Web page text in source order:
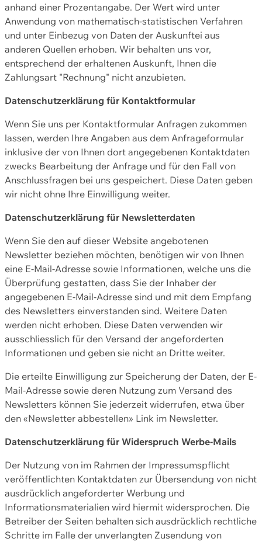
anhand einer Prozentangabe. Der Wert wird unter
Anwendung von mathematisch-statistischen Verfahren
und unter Einbezug von Daten der Auskunftei aus
anderen Quellen erhoben. Wir behalten uns vor,
entsprechend der erhaltenen Auskunft, Ihnen die
Zahlungsart "Rechnung" nicht anzubieten.
Datenschutzerklärung für Kontaktformular
Wenn Sie uns per Kontaktformular Anfragen zukommen
lassen, werden Ihre Angaben aus dem Anfrageformular
inklusive der von Ihnen dort angegebenen Kontaktdaten
zwecks Bearbeitung der Anfrage und für den Fall von
Anschlussfragen bei uns gespeichert. Diese Daten geben
wir nicht ohne Ihre Einwilligung weiter.
Datenschutzerklärung für Newsletterdaten
Wenn Sie den auf dieser Website angebotenen
Newsletter beziehen möchten, benötigen wir von Ihnen
eine E-Mail-Adresse sowie Informationen, welche uns die
Überprüfung gestatten, dass Sie der Inhaber der
angegebenen E-Mail-Adresse sind und mit dem Empfang
des Newsletters einverstanden sind. Weitere Daten
werden nicht erhoben. Diese Daten verwenden wir
ausschliesslich für den Versand der angeforderten
Informationen und geben sie nicht an Dritte weiter.
Die erteilte Einwilligung zur Speicherung der Daten, der E-
Mail-Adresse sowie deren Nutzung zum Versand des
Newsletters können Sie jederzeit widerrufen, etwa über
den «Newsletter abbestellen» Link im Newsletter.
Datenschutzerklärung für Widerspruch Werbe-Mails
Der Nutzung von im Rahmen der Impressumspflicht
veröffentlichten Kontaktdaten zur Übersendung von nicht
ausdrücklich angeforderter Werbung und
Informationsmaterialien wird hiermit widersprochen. Die
Betreiber der Seiten behalten sich ausdrücklich rechtliche
Schritte im Falle der unverlangten Zusendung von